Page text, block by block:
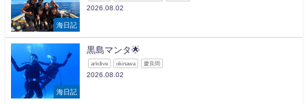
海日記
2026.08.02
海日記
黒島マンタ🌟
arkdive okinawa 慶良間
2026.08.02